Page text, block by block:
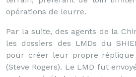
opérations de leurre.
Par la suite, des agents de la
les dossiers des LMDs du
pour créer leur propre réplique
(Steve Rogers). Le LMD fut